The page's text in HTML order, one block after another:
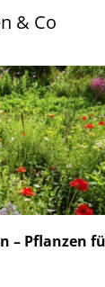
& Co
– Pflanzen